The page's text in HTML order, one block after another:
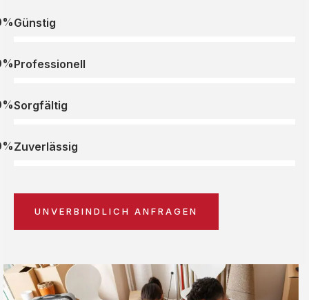
Günstig
Professionell
Sorgfältig
Zuverlässig
UNVERBINDLICH ANFRAGEN